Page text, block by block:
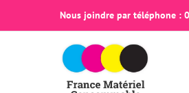
Nous joindre par téléphone :